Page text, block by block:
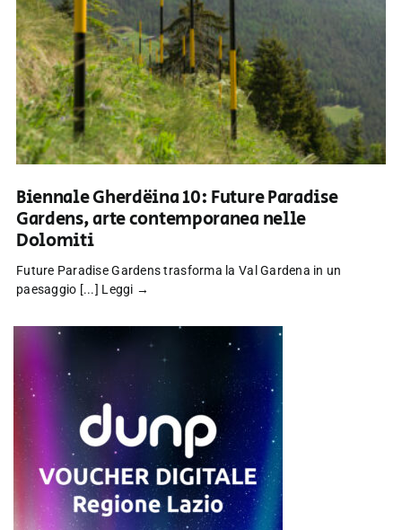
Biennale Gherdëina 10: Future Paradise
Gardens, arte contemporanea nelle
Dolomiti
Future Paradise Gardens trasforma la Val Gardena in un
paesaggio [...] Leggi →